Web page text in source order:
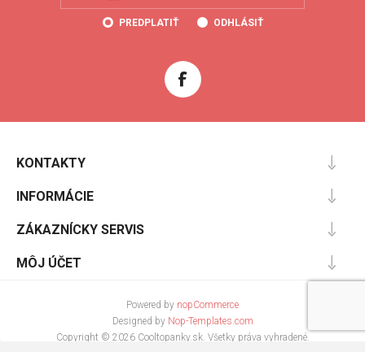
PREDPLATIŤ ODHLÁSIŤ
KONTAKTY
INFORMÁCIE
ZÁKAZNÍCKY SERVIS
MÔJ ÚČET
Powered by nopCommerce
Designed by Nop-Templates.com
Copyright © 2026 Cooltopanky.sk. Všetky práva vyhradené.